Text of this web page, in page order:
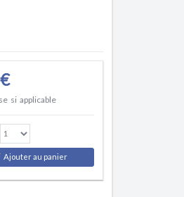
si applicable
Ajouter au panier